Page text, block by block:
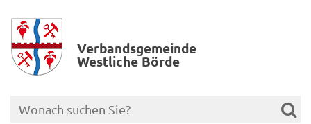
Verbands­gemeinde
Westliche Börde